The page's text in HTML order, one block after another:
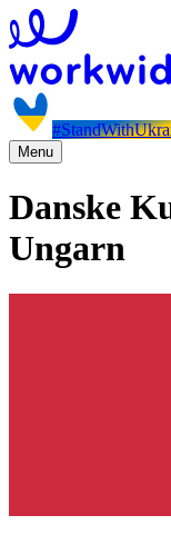
Menu
Danske
Ungarn